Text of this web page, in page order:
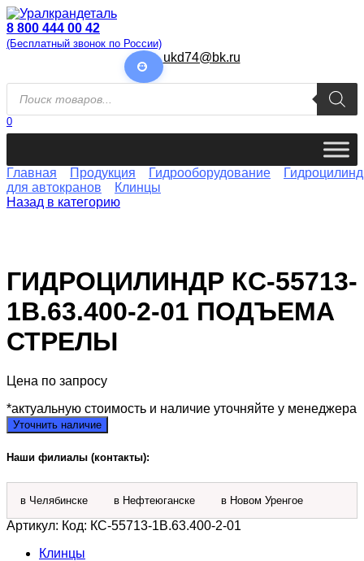
Перейти
к
содержанию
8 800 444 00 42
(Бесплатный звонок по России)
ukd74@bk.ru
Поиск
товаров
0
Главная Продукция Гидрооборудование
для автокранов
Клинцы
Назад в категорию
ГИДРОЦИЛИНДР КС-55713-
1В.63.400-2-01 ПОДЪЕМА
СТРЕЛЫ
Цена по запросу
*актуальную стоимость и наличие уточняйте у менеджера
Уточнить наличие
Наши филиалы (контакты):
в Челябинске в Нефтеюганске в Новом Уренгое
Артикул: Код: КС-55713-1В.63.400-2-01
Клинцы